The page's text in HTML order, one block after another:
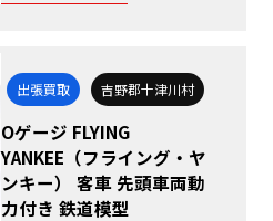
出張買取 吉野郡十津川村
Oゲージ FLYING
YANKEE（フライング・ヤ
ンキー） 客車 先頭車両動
力付き 鉄道模型